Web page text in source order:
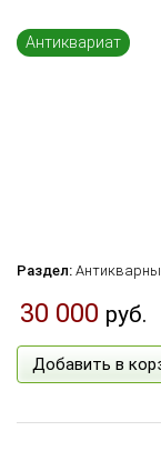
...
Антиквариат
Раздел:
30 000 руб.
Добавить в